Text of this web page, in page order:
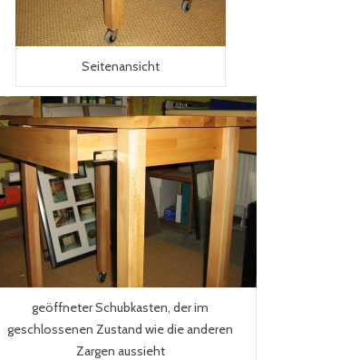
Seitenansicht
geöffneter Schubkasten, der im
geschlossenen Zustand wie die anderen
Zargen aussieht